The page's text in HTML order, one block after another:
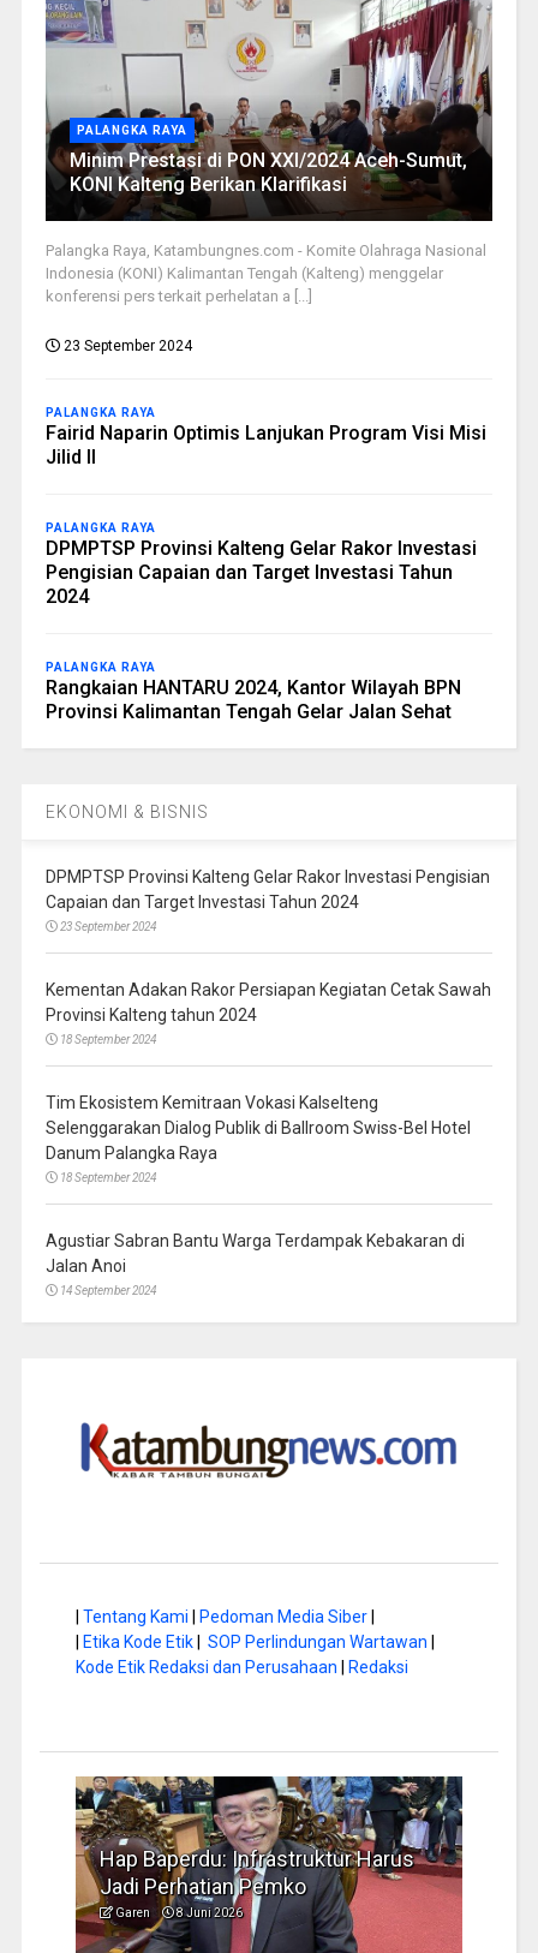
PALANGKA RAYA
Minim Prestasi di PON XXI/2024 Aceh-Sumut,
KONI Kalteng Berikan Klarifikasi
Palangka Raya, Katambungnes.com - Komite Olahraga Nasional
Indonesia (KONI) Kalimantan Tengah (Kalteng) menggelar
konferensi pers terkait perhelatan a [...]
23 September 2024
PALANGKA RAYA
Fairid Naparin Optimis Lanjukan Program Visi Misi
Jilid II
PALANGKA RAYA
DPMPTSP Provinsi Kalteng Gelar Rakor Investasi
Pengisian Capaian dan Target Investasi Tahun
2024
PALANGKA RAYA
Rangkaian HANTARU 2024, Kantor Wilayah BPN
Provinsi Kalimantan Tengah Gelar Jalan Sehat
EKONOMI & BISNIS
DPMPTSP Provinsi Kalteng Gelar Rakor Investasi Pengisian
Capaian dan Target Investasi Tahun 2024
23 September 2024
Kementan Adakan Rakor Persiapan Kegiatan Cetak Sawah
Provinsi Kalteng tahun 2024
18 September 2024
Tim Ekosistem Kemitraan Vokasi Kalselteng
Selenggarakan Dialog Publik di Ballroom Swiss-Bel Hotel
Danum Palangka Raya
18 September 2024
Agustiar Sabran Bantu Warga Terdampak Kebakaran di
Jalan Anoi
14 September 2024
Tentang Kami Pedoman Media Siber|
Etika Kode Etik| SOP Perlindungan Wartawan
Kode Etik Redaksi dan Perusahaan
Redaksi
Hap Baperdu: Infrastruktur Harus
Jadi Perhatian Pemko
Garen 8 Juni 2026